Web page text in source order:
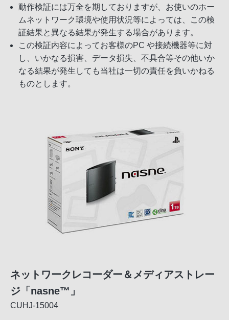
動作検証には万全を期しておりますが、お使いのホー
ムネットワーク環境や使用状況等によっては、この検
証結果と異なる結果が発生する場合があります。
この検証内容によってお客様のPC や接続機器等に対
し、いかなる損害、データ損失、不具合等その他いか
なる結果が発生しても当社は一切の責任を負いかねる
ものとします。
ネットワークレコーダー＆メディアストレー
ジ「nasne™」
CUHJ-15004